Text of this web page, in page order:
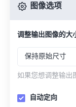
图像选项
调整输出图像的大
保持原始尺寸
如果您想调整输出
自动定向